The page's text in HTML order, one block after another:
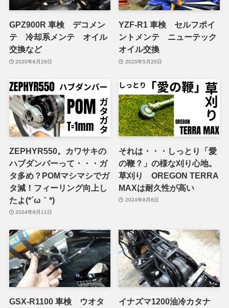
GPZ900R 車検 デコメン
テ 冷却系メンテ オイル
交換など
2020年6月29日
YZF-R1 車検 セルフポイ
ントメンテ ニューテック
オイル交換
2020年5月20日
ZEPHYR550。カワサキの
ハブダンパーって・・・ガ
タ多め？POMマシマシでガ
タ減！フィーリング向上し
たよ(*´ω｀*)
2024年9月11日
それは・・・しっとり「愛
の鞭？」の様な刈り心地。
草刈り OREGON TERRA
MAXは耐久性が高い
2024年8月6日
GSX-R1100 車検 ウオタ
イナズマ1200油冷カタナ